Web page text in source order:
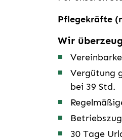
Pflegekräfte
Wir
Vergütung
bei 39 Std.
30 Tage